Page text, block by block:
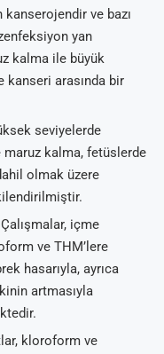
ve bazı
yan
kalma ile büyük
kanseri arasında bir
seviyelerde
maruz kalma, fetüslerde
olmak üzere
içme
ve THM’lere
hasarıyla, ayrıca
artmasıyla
kloroform ve